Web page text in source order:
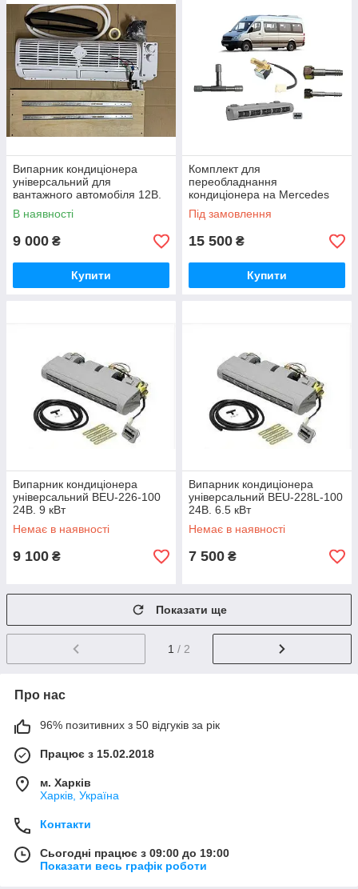
Випарник кондиціонера
універсальний для
вантажного автомобіля 12В.
‎715x231x164мм.
В наявності
9 000 ₴
Купити
Комплект для
переобладнання
кондиціонера на Mercedes
Sprinter з випарником BEU-
228L-100 12В. 6.1 кВт
Під замовлення
15 500 ₴
Купити
Випарник кондиціонера
універсальний BEU-226-100
24В. 9 кВт
Немає в наявності
9 100 ₴
Випарник кондиціонера
універсальний BEU-228L-100
24В. 6.5 кВт
Немає в наявності
7 500 ₴
Показати ще
1 / 2
Про нас
96% позитивних з 50 відгуків за рік
Працює з 15.02.2018
м. Харків
Харків, Україна
Контакти
Сьогодні працює з 09:00 до 19:00
Показати весь графік роботи